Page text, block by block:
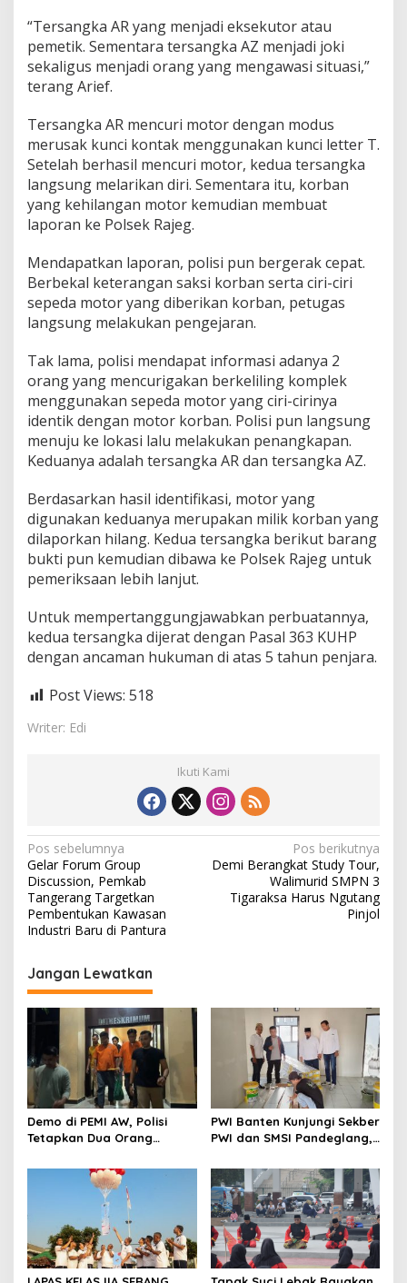
“Tersangka AR yang menjadi eksekutor atau
pemetik. Sementara tersangka AZ menjadi joki
sekaligus menjadi orang yang mengawasi situasi,”
terang Arief.
Tersangka AR mencuri motor dengan modus
merusak kunci kontak menggunakan kunci letter T.
Setelah berhasil mencuri motor, kedua tersangka
langsung melarikan diri. Sementara itu, korban
yang kehilangan motor kemudian membuat
laporan ke Polsek Rajeg.
Mendapatkan laporan, polisi pun bergerak cepat.
Berbekal keterangan saksi korban serta ciri-ciri
sepeda motor yang diberikan korban, petugas
langsung melakukan pengejaran.
Tak lama, polisi mendapat informasi adanya 2
orang yang mencurigakan berkeliling komplek
menggunakan sepeda motor yang ciri-cirinya
identik dengan motor korban. Polisi pun langsung
menuju ke lokasi lalu melakukan penangkapan.
Keduanya adalah tersangka AR dan tersangka AZ.
Berdasarkan hasil identifikasi, motor yang
digunakan keduanya merupakan milik korban yang
dilaporkan hilang. Kedua tersangka berikut barang
bukti pun kemudian dibawa ke Polsek Rajeg untuk
pemeriksaan lebih lanjut.
Untuk mempertanggungjawabkan perbuatannya,
kedua tersangka dijerat dengan Pasal 363 KUHP
dengan ancaman hukuman di atas 5 tahun penjara.
Post Views: 518
Writer: Edi
Ikuti Kami
N
a
v
i
a
s
p
o
s
Pos sebelumnya
Gelar Forum Group
Discussion, Pemkab
Tangerang Targetkan
Pembentukan Kawasan
Industri Baru di Pantura
Pos berikutnya
Demi Berangkat Study Tour,
Walimurid SMPN 3
Tigaraksa Harus Ngutang
Pinjol
Jangan Lewatkan
Demo di PEMI AW, Polisi
Tetapkan Dua Orang
PWI Banten Kunjungi Sekber
PWI dan SMSI Pandeglang,
Konferensi Organisasi